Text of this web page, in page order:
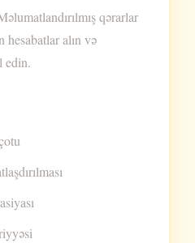
qərarlar
hesabatlar alın və
edin.